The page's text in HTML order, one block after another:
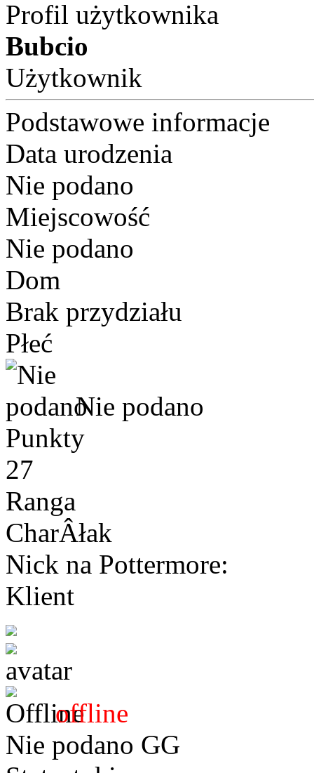
Profil użytkownika
Bubcio
Użytkownik
Podstawowe informacje
Data urodzenia
Nie podano
Miejscowość
Nie podano
Dom
Brak przydziału
Płeć
Nie podano
Punkty
27
Ranga
CharÂłak
Nick na Pottermore:
Klient
offline
Nie podano GG